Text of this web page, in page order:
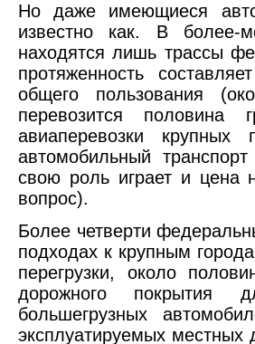
Но даже имеющиеся
известно как. В более-
находятся лишь трассы
протяженность
общего пользования
перевозится половина
авиаперевозки
автомобильный
свою роль играет и цена
вопрос).
Более четверти
подходах к крупным
перегрузки, около
дорожного покрытия
большегрузных
эксплуатируемых местных